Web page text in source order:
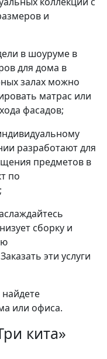
и
в шоуруме в
для дома в
залах можно
матрас или
фасадов;
разработают для
предметов в
по
сборку и
эти услуги
или офиса.
кита»